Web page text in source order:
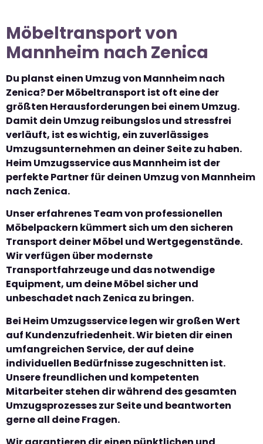
Möbeltransport von
Mannheim nach Zenica
Du planst einen Umzug von Mannheim nach
Zenica? Der Möbeltransport ist oft eine der
größten Herausforderungen bei einem Umzug.
Damit dein Umzug reibungslos und stressfrei
verläuft, ist es wichtig, ein zuverlässiges
Umzugsunternehmen an deiner Seite zu haben.
Heim Umzugsservice aus Mannheim ist der
perfekte Partner für deinen Umzug von Mannheim
nach Zenica.
Unser erfahrenes Team von professionellen
Möbelpackern kümmert sich um den sicheren
Transport deiner Möbel und Wertgegenstände.
Wir verfügen über modernste
Transportfahrzeuge und das notwendige
Equipment, um deine Möbel sicher und
unbeschadet nach Zenica zu bringen.
Bei Heim Umzugsservice legen wir großen Wert
auf Kundenzufriedenheit. Wir bieten dir einen
umfangreichen Service, der auf deine
individuellen Bedürfnisse zugeschnitten ist.
Unsere freundlichen und kompetenten
Mitarbeiter stehen dir während des gesamten
Umzugsprozesses zur Seite und beantworten
gerne all deine Fragen.